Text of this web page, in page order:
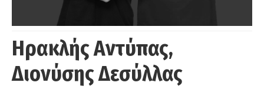
Ηρακλής Αντύπας,
Διονύσης Δεσύλλας